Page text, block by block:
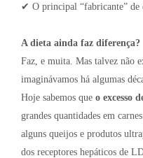
✔ O principal “fabricante” de
A dieta ainda faz diferença?
Faz, e muita. Mas talvez não
imaginávamos há algumas
Hoje sabemos que o excesso
grandes quantidades em
alguns queijos e produtos
dos receptores hepáticos de